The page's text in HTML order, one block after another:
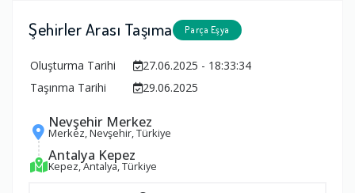
Şehirler Arası Taşıma Parça Eşya
Oluşturma Tarihi
27.06.2025 - 18:33:34
Taşınma Tarihi
29.06.2025
Nevşehir Merkez
Merkez, Nevşehir, Türkiye
Antalya Kepez
Kepez, Antalya, Türkiye